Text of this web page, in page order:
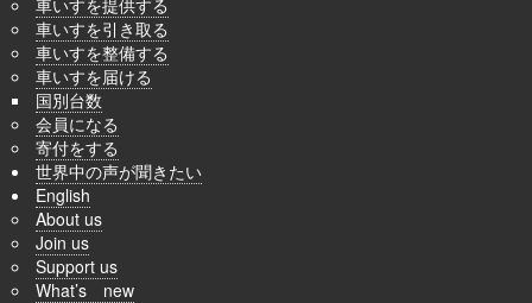
車いすを引き取る
車いすを整備する
車いすを届ける
国別台数
会員になる
寄付をする
世界中の声が聞きたい
English
About us
Join us
Support us
What’s new